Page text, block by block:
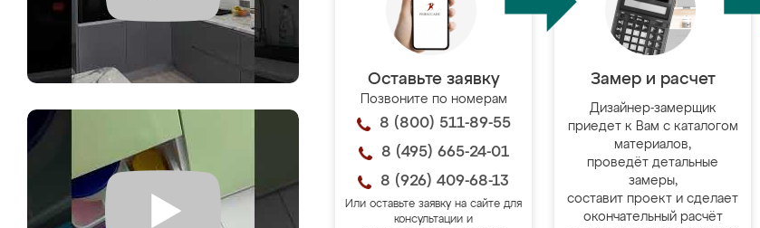
Оставьте заявку
Позвоните по номерам
8 (800) 511-89-55
8 (495) 665-24-01
8 (926) 409-68-13
Или оставьте заявку на сайте для
консультации и
Замер и расчет
Дизайнер-замерщик
приедет к Вам с каталогом
материалов,
проведёт детальные
замеры,
составит проект и сделает
окончательный расчёт